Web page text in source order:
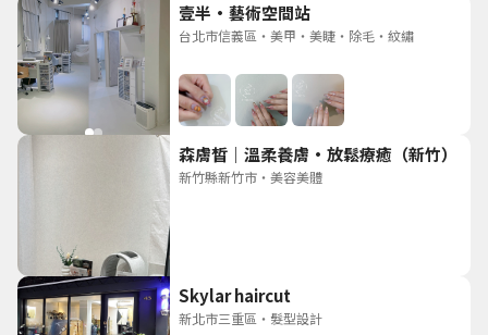
壹半·藝術空間站
台北市信義區 ・ 美甲 ・ 美睫 ・ 除毛 ・ 紋繡
森膚皙｜溫柔養膚•放鬆療癒（新竹）
新竹縣新竹市 ・ 美容美體
Skylar haircut
新北市三重區 ・ 髮型設計